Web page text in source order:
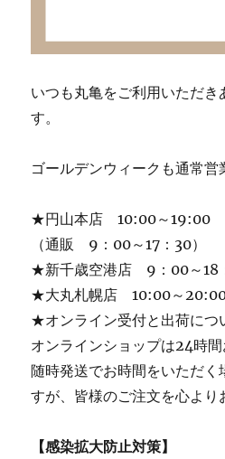
いつも丸亀をご利用いただき
す。
ゴールデンウィークも通常営
★円山本店 10:00～19:00
（通販 9：00～17：30）
★新千歳空港店 9：00～18
★大丸札幌店 10:00～
★オンライン受付と出荷につ
オンラインショップは24時間
随時発送でお時間をいただく
すが、皆様のご注文を心より
【感染拡大防止対策】